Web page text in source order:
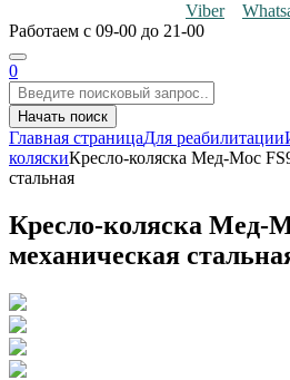
Viber
Работаем с 09-00 до 21-00
0
Начать поиск
Главная страницаДля реабилитации
коляскиКресло-коляска Мед-Мос
стальная
Кресло-коляска Мед-
механическая